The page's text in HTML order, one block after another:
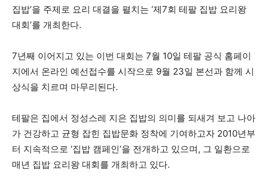
집밥’을 주제로 요리 대결을 펼치는 ‘제7회 테팔 집밥 요리왕
대회’를 개최한다.
7년째 이어지고 있는 이번 대회는 7월 10일 테팔 공식 홈페이
지에서 온라인 예선접수를 시작으로 9월 23일 본선과 함께 시
상식을 치르며 마무리된다.
테팔은 집에서 정성스레 지은 집밥의 의미를 되새겨 보고 나아
가 건강하고 균형 잡힌 집밥문화 정착에 기여하고자 2010년부
터 지속적으로 ‘집밥 캠페인’을 전개하고 있으며, 그 일환으로
매년 집밥 요리왕 대회를 개최하고 있다.